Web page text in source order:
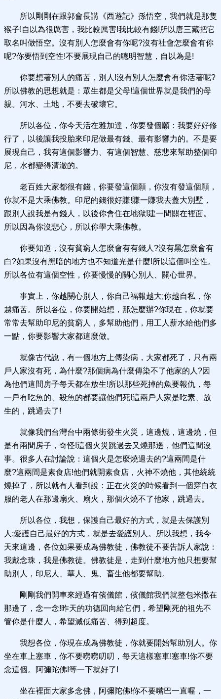
所以剛剛在跟郭會長講《西遊記》孫悟空，我們就是那隻
猴子!自以為很厲害，我比較厲害!我比較有錢!所以唐三藏把它
取名叫做悟空。沒有別人怎麼會有你呢?沒有社會怎麼會有你
呢?你要悟到空性!不要展現自己的聰明智慧，自以為是!
你要想著別人的痛苦，別人!沒有別人怎麼會有你活著呢?
所以佛教的思想就是：眾生都是父母!這個世界就是我們的母
親。河水、土地，不要去破壞它。
所以各位，你今天活在雅加達，你要發個願：我要好好修
行了，以後讓我投胎來印尼做最有錢、最有影響力的。不是要
展現自己，我有這個影響力、有這個智慧、慈悲來幫助整個印
尼，水都變得清澈的。
老百姓大家都很有錢，你要發這個願，你沒有發這個願，
你就不是大乘佛教。印尼的錢很好賺!賺一賺我去蓋大別墅，
跟別人說我是有錢人，以後你會住在地獄!建一間關在裡面。
所以因為你沒悲心，所以你學大乘佛教。
你要知道，沒有貧窮人怎麼會有有錢人?沒有黑怎麼會有
白?如果沒有黑暗的地方也不知道光是什麼!所以這個叫空性。
所以各位有這個空性，你要慢慢的關心別人、關心世界。
事實上，你越關心別人，你自己福報越大;你越自私，你
越痛苦。所以各位，你要開始想，那怎麼辦?你現在，你就要
常常去幫助印尼的貧窮人，多幫助他們，用工人薪水給他們多
一點，你要影響大家都這麼做。
就像古代說，有一個地方上傳染病，大家都死了，只有兩
戶人家沒有死，為什麼?那個病為什麼傳染不了他家的人?因
為他們這間房子每天都在放生!所以那些死掉的魚要報仇，每
一戶有吃魚的、殺魚的都要讓他們死!這兩戶人家是吃素、放
生的，跳過去了!
就像我們台灣台中兩條街發生火災，這邊燒，這邊燒，但
是有兩間房子，奇怪!這個火災跳過去又燒那邊，他們這間沒
事。很多人在討論說：這個火是怎麼燒過去的?這兩間是什
麼?這兩間是素食店!他們就開素食店，火神不燒他，其他統統
燒掉了，所以就有人看到說：正在火災的時候看到一個穿白衣
服的老人在那邊扇火、扇火，那個火燒不了他家，跳過去。
所以各位，我想，保護自己最好的方式，就是去保護別
人;愛護自己最好的方式，就是去愛護別人。所以我想，我今
天來這邊，各位如果要成為佛教徒，佛教徒不要告訴人家說：
我戴念珠，我是佛教徒。佛教徒是，走到什麼地方他只想要幫
助別人，印尼人、華人、鬼、畜生他都要幫助。
剛剛我們開車來經過有儐儀館，儐儀館我們就整包米撒在
那邊了，念一念!昨天的功德回向給它們，希望剛死的祖先不
管你是什麼人，希望減低痛苦、得到超度。
我想各位，你現在成為佛教徒，你就要開始幫助別人。你
坐在車上塞車，你不要嘮嘮叨叨，每天這樣塞車!塞車!你不要
念這個。阿彌陀佛!等一下就好了!
坐在裡面大家多念佛，阿彌陀佛!你不要嘴巴一直喔，一